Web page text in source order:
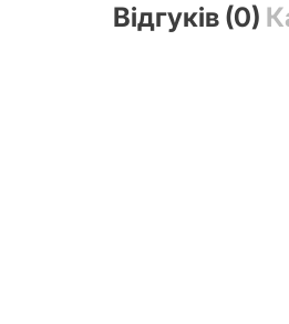
Шукаєте
ідеальна
Відгуків (0)